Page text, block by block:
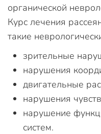
органической
Курс лечения
такие
зрительные
нарушения
двигательные
нарушения
нарушение
систем.